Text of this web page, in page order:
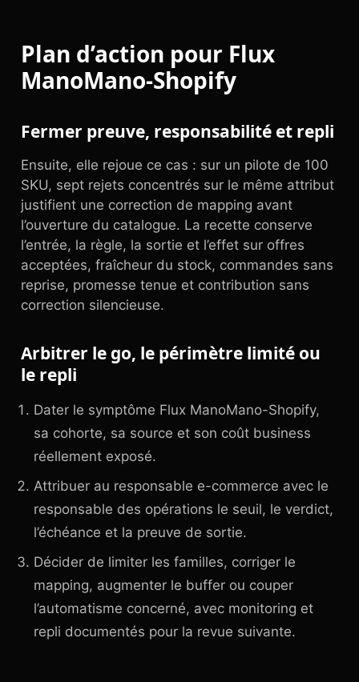
Plan d’action pour Flux
ManoMano-Shopify
Fermer preuve, responsabilité et repli
Ensuite, elle rejoue ce cas : sur un pilote de 100
SKU, sept rejets concentrés sur le même attribut
justifient une correction de mapping avant
l’ouverture du catalogue. La recette conserve
l’entrée, la règle, la sortie et l’effet sur offres
acceptées, fraîcheur du stock, commandes sans
reprise, promesse tenue et contribution sans
correction silencieuse.
Arbitrer le go, le périmètre limité ou
le repli
Dater le symptôme Flux ManoMano-Shopify,
sa cohorte, sa source et son coût business
réellement exposé.
Attribuer au responsable e-commerce avec le
responsable des opérations le seuil, le verdict,
l’échéance et la preuve de sortie.
Décider de limiter les familles, corriger le
mapping, augmenter le buffer ou couper
l’automatisme concerné, avec monitoring et
repli documentés pour la revue suivante.